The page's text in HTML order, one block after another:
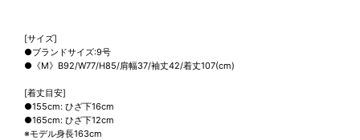
[サイズ]
●ブランドサイズ:9号
●《M》B92/W77/H85/肩幅37/袖丈42/着丈107(cm)
[着丈目安]
●155cm: ひざ下16cm
●165cm: ひざ下12cm
※モデル身長163cm